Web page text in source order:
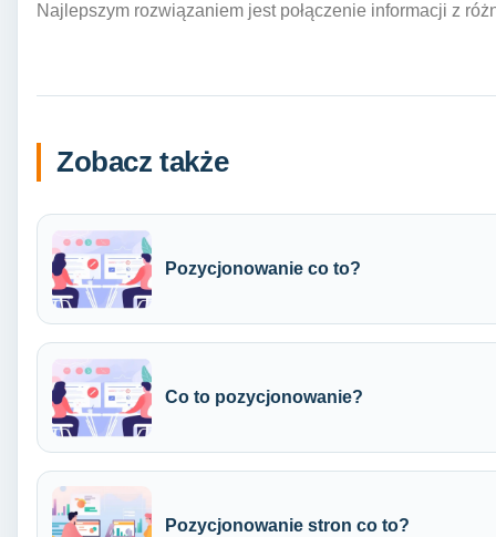
Najlepszym rozwiązaniem jest połączenie informacji z
Zobacz także
Pozycjonowanie co to?
Co to pozycjonowanie?
Pozycjonowanie stron co to?